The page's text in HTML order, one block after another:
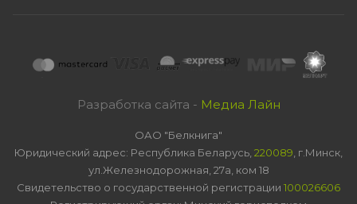
Разработка сайта - Медиа Лайн
ОАО "Белкнига"
Юридический адрес: Республика Беларусь, 220089 , г.Минск,
ул.Железнодорожная, 27а, ком 18
Свидетельство о государственной регистрации 100026606